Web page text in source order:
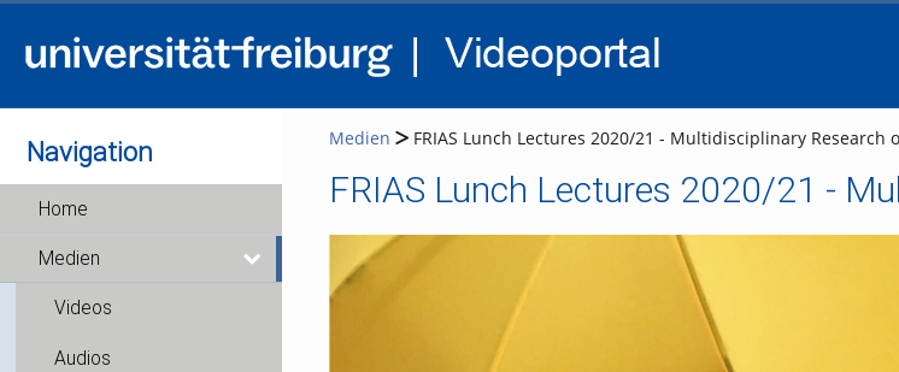
Navigation
Home
Medien
Videos
Audios
Medien FRIAS Lunch Lectures 2020/21 - Multidisciplinary Research